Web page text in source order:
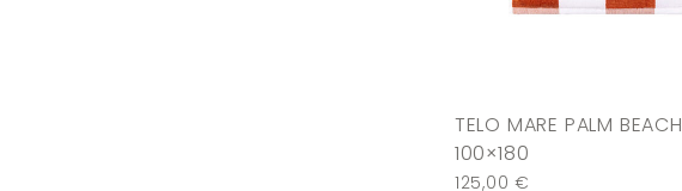
TELO MARE PALM BEACH
100×180
125,00€